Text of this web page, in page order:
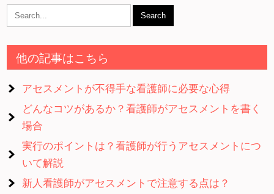
他の記事はこちら
アセスメントが不得手な看護師に必要な心得
どんなコツがあるか？看護師がアセスメントを書く
場合
実行のポイントは？看護師が行うアセスメントにつ
いて解説
新人看護師がアセスメントで注意する点は？